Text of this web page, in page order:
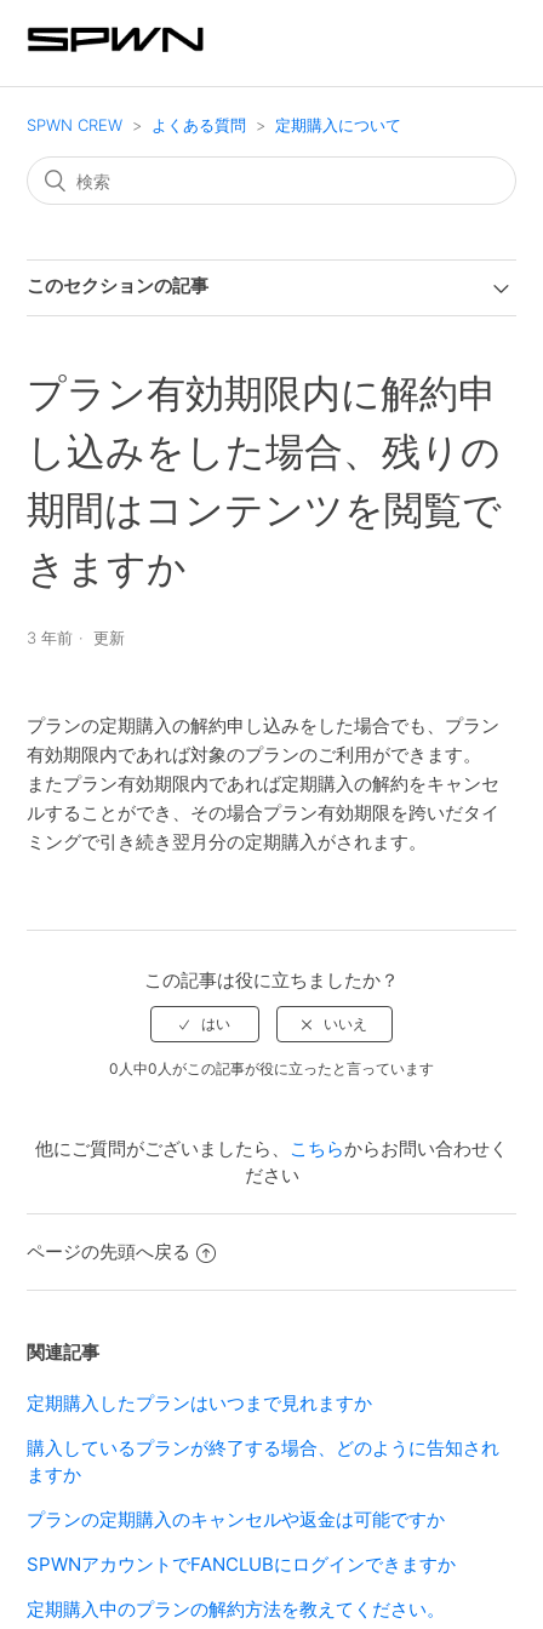
SPWN CREW よくある質問 定期購入について
このセクションの記事
プラン有効期限内に解約申
し込みをした場合、残りの
期間はコンテンツを閲覧で
きますか
3 年前 更新
プランの定期購入の解約申し込みをした場合でも、プラン
有効期限内であれば対象のプランのご利用ができます。
またプラン有効期限内であれば定期購入の解約をキャンセ
ルすることができ、その場合プラン有効期限を跨いだタイ
ミングで引き続き翌月分の定期購入がされます。
この記事は役に立ちましたか？
0人中0人がこの記事が役に立ったと言っています
他にご質問がございましたら、 こちらからお問い合わせく
ださい
ページの先頭へ戻る
関連記事
定期購入したプランはいつまで見れますか
購入しているプランが終了する場合、どのように告知され
ますか
プランの定期購入のキャンセルや返金は可能ですか
SPWNアカウントでFANCLUBにログインできますか
定期購入中のプランの解約方法を教えてください。